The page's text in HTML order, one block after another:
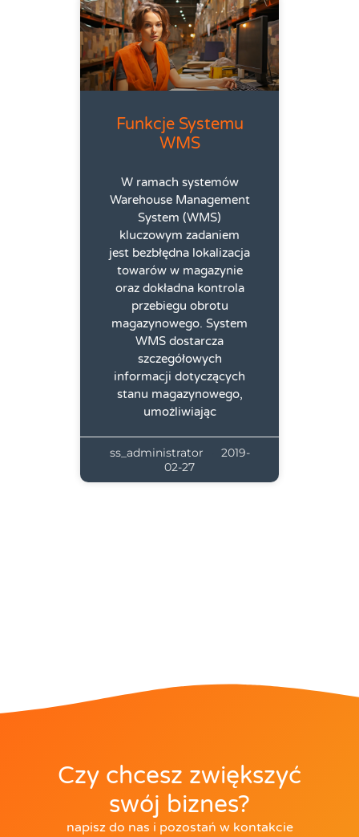
Funkcje Systemu
WMS
W ramach systemów
Warehouse Management
System (WMS)
kluczowym zadaniem
jest bezbłędna lokalizacja
towarów w magazynie
oraz dokładna kontrola
przebiegu obrotu
magazynowego. System
WMS dostarcza
szczegółowych
informacji dotyczących
stanu magazynowego,
umożliwiając
ss_administrator
2019-
02-27
Czy chcesz zwiększyć
swój biznes?
napisz do nas i pozostań w kontakcie